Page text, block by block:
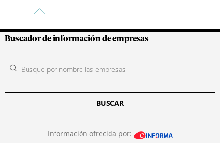
Guía de Empresas Colombianas
Buscador de información de empresas
BUSCAR
Información ofrecida por: